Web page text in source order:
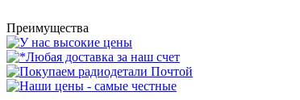
Преимущества